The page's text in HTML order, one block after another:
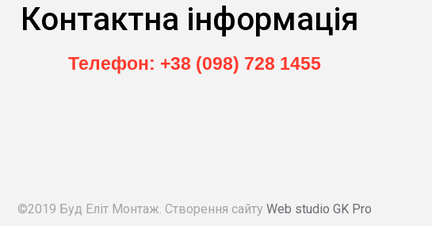
Контактна інформація
Телефон: +38 (098) 728 1455
©2019 Буд Еліт Монтаж. Створення сайтуWeb studio GK Pro